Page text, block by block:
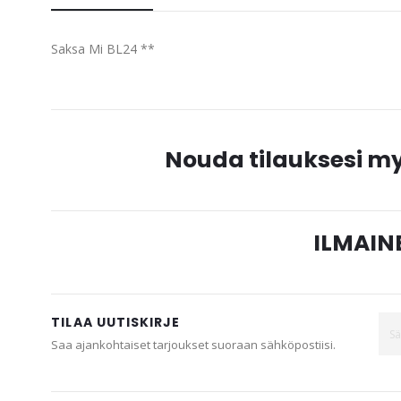
of
gallery
Saksa Mi BL24 **
Nouda tilauksesi
TILAA UUTISKIRJE
Saa ajankohtaiset tarjoukset suoraan sähköpostiisi.